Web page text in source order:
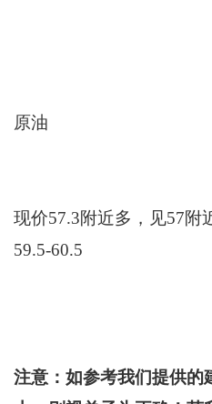
原油
现价57.3附近多，见57附
59.5-60.5
注意：如参考我们提供的